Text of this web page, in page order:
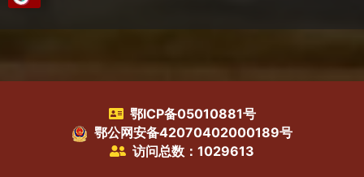
鄂ICP备05010881号
鄂公网安备42070402000189号
访问总数：1029613